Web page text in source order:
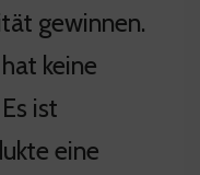
gewinnen.
keine
ist
eine